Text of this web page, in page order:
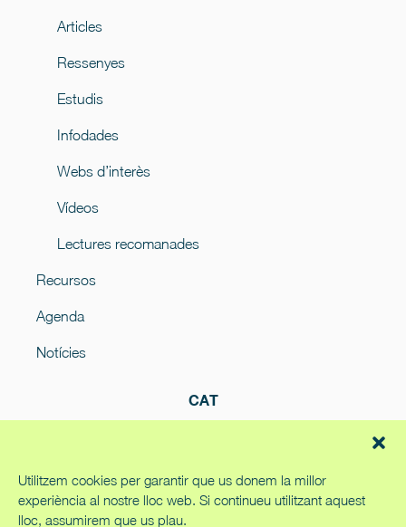
Utilitzem cookies per garantir que us donem la millor
experiència al nostre lloc web. Si continueu utilitzant aquest
lloc, assumirem que us plau.
Articles
Ressenyes
Estudis
Infodades
Webs d’interès
Vídeos
Lectures recomanades
Recursos
Agenda
Notícies
CAT